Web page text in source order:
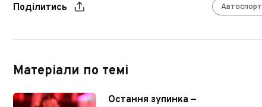
Поділитись Автоспорт
Матеріали по темі
Остання зупинка —